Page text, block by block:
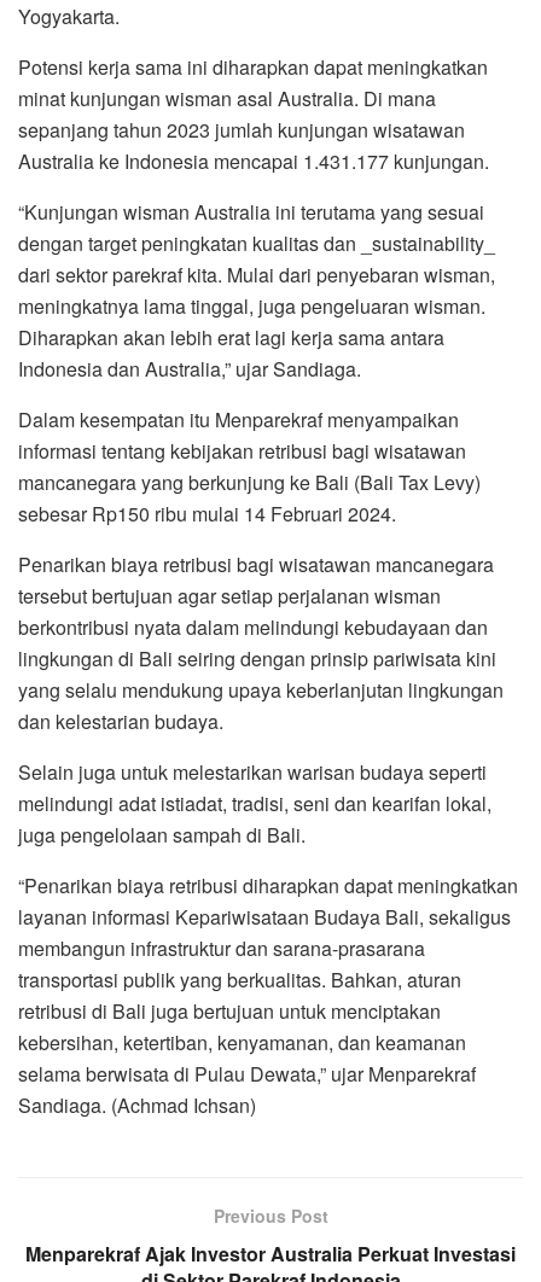
Yogyakarta.
Potensi kerja sama ini diharapkan dapat meningkatkan
minat kunjungan wisman asal Australia. Di mana
sepanjang tahun 2023 jumlah kunjungan wisatawan
Australia ke Indonesia mencapai 1.431.177 kunjungan.
“Kunjungan wisman Australia ini terutama yang sesuai
dengan target peningkatan kualitas dan _sustainability_
dari sektor parekraf kita. Mulai dari penyebaran wisman,
meningkatnya lama tinggal, juga pengeluaran wisman.
Diharapkan akan lebih erat lagi kerja sama antara
Indonesia dan Australia,” ujar Sandiaga.
Dalam kesempatan itu Menparekraf menyampaikan
informasi tentang kebijakan retribusi bagi wisatawan
mancanegara yang berkunjung ke Bali (Bali Tax Levy)
sebesar Rp150 ribu mulai 14 Februari 2024.
Penarikan biaya retribusi bagi wisatawan mancanegara
tersebut bertujuan agar setiap perjalanan wisman
berkontribusi nyata dalam melindungi kebudayaan dan
lingkungan di Bali seiring dengan prinsip pariwisata kini
yang selalu mendukung upaya keberlanjutan lingkungan
dan kelestarian budaya.
Selain juga untuk melestarikan warisan budaya seperti
melindungi adat istiadat, tradisi, seni dan kearifan lokal,
juga pengelolaan sampah di Bali.
“Penarikan biaya retribusi diharapkan dapat meningkatkan
layanan informasi Kepariwisataan Budaya Bali, sekaligus
membangun infrastruktur dan sarana-prasarana
transportasi publik yang berkualitas. Bahkan, aturan
retribusi di Bali juga bertujuan untuk menciptakan
kebersihan, ketertiban, kenyamanan, dan keamanan
selama berwisata di Pulau Dewata,” ujar Menparekraf
Sandiaga. (Achmad Ichsan)
Previous Post
Menparekraf Ajak Investor Australia Perkuat Investasi